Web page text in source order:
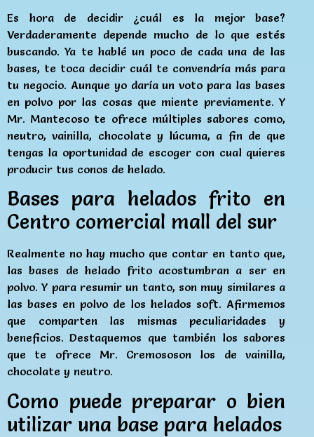
Es hora de decidir ¿cuál es la mejor base?
Verdaderamente depende mucho de lo que estés
buscando. Ya te hablé un poco de cada una de las
bases, te toca decidir cuál te convendría más para
tu negocio. Aunque yo daría un voto para las bases
en polvo por las cosas que miente previamente. Y
Mr. Mantecoso te ofrece múltiples sabores como,
neutro, vainilla, chocolate y lúcuma, a fin de que
tengas la oportunidad de escoger con cual quieres
producir tus conos de helado.
Bases para helados frito en
Centro comercial mall del sur
Realmente no hay mucho que contar en tanto que,
las bases de helado frito acostumbran a ser en
polvo. Y para resumir un tanto, son muy similares a
las bases en polvo de los helados soft. Afirmemos
que comparten las mismas peculiaridades y
beneficios. Destaquemos que también los sabores
que te ofrece Mr. Cremososon los de vainilla,
chocolate y neutro.
Como puede preparar o bien
utilizar una base para helados